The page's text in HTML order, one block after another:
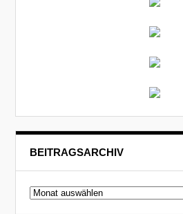
BEITRAGSARCHIV
Beitragsarchiv